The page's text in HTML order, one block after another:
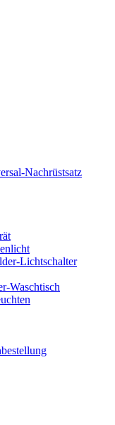
Nachrüstsatz
Lichtschalter
Waschtisch